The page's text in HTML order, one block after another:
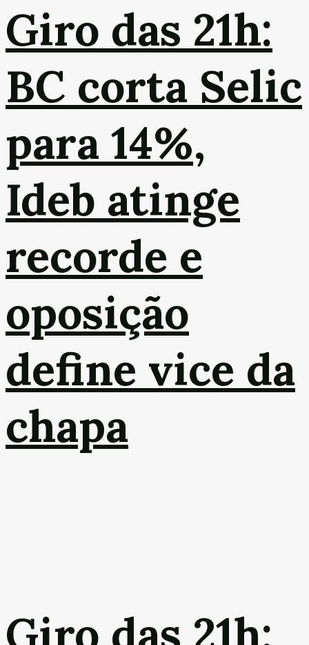
Giro das 21h:
BC corta Selic
para 14%,
Ideb atinge
recorde e
oposição
define vice da
chapa